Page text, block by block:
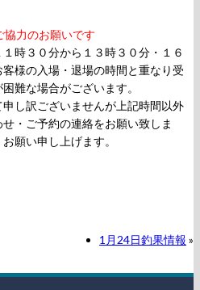
協力のお願いです
時３０分から１３時３０分・１６
様の入場・退場の時間と重なり受
難な場合がございます。
し訳ございませんが上記時間以外
・ご予約の連絡をお願い致しま
願い申し上げます。
1月24日釣果情報 »